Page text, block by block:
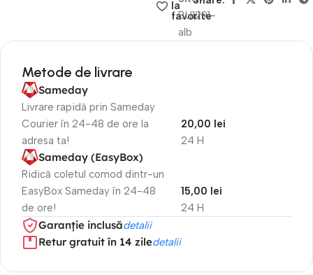
la
favorite
BU1291-
alb
Metode de livrare
Sameday
Livrare rapidă prin Sameday
Courier în 24-48 de ore la
adresa ta!
24 H
20,00 lei
Sameday (EasyBox)
Ridică coletul comod dintr-un
EasyBox Sameday în 24-48
de ore!
24 H
15,00 lei
Garanție inclusădetalii
Retur gratuit în 14 ziledetalii